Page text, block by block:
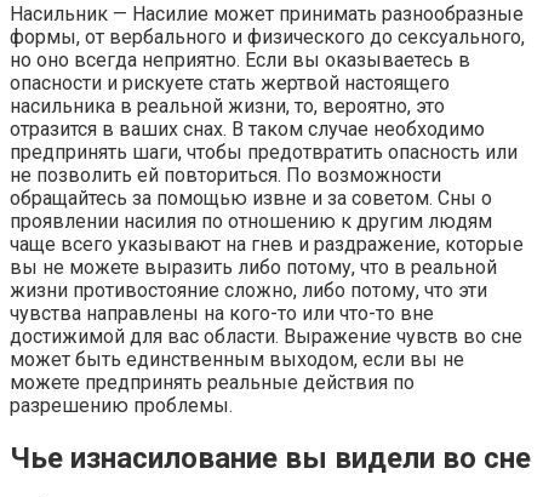
Насильник — Насилие может принимать разнообразные
формы, от вербального и физического до сексуального,
но оно всегда неприятно. Если вы оказываетесь в
опасности и рискуете стать жертвой настоящего
насильника в реальной жизни, то, вероятно, это
отразится в ваших снах. В таком случае необходимо
предпринять шаги, чтобы предотвратить опасность или
не позволить ей повториться. По возможности
обращайтесь за помощью извне и за советом. Сны о
проявлении насилия по отношению к другим людям
чаще всего указывают на гнев и раздражение, которые
вы не можете выразить либо потому, что в реальной
жизни противостояние сложно, либо потому, что эти
чувства направлены на кого-то или что-то вне
достижимой для вас области. Выражение чувств во сне
может быть единственным выходом, если вы не
можете предпринять реальные действия по
разрешению проблемы.
Чье изнасилование вы видели во сне